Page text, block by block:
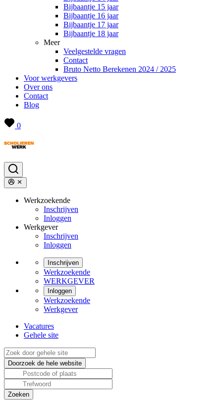
Bijbaantje 15 jaar
Bijbaantje 16 jaar
Bijbaantje 17 jaar
Bijbaantje 18 jaar
Meer
Veelgestelde vragen
Contact
Bruto Netto Berekenen 2024 / 2025
Voor werkgevers
Over ons
Contact
Blog
0
Werkzoekende
Inschrijven
Inloggen
Werkgever
Inschrijven
Inloggen
Inschrijven
Werkzoekende
WERKGEVER
Inloggen
Werkzoekende
Werkgever
Vacatures
Gehele site